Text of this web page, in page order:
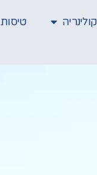
קולינריה
טיסות